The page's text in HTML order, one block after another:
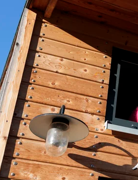
nord
wahrheit
verlag
verlag
veranstaltungen
shop
fragen & hilfe
unterstützen
abo